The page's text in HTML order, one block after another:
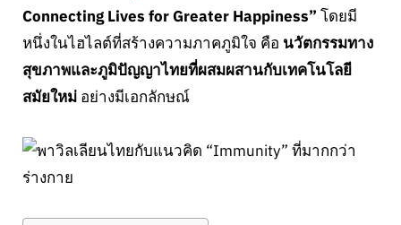
Connecting Lives for Greater Happiness” โดยมี
หนึ่งในไฮไลต์ที่สร้างความภาคภูมิใจ คือ นวัตกรรมทาง
สุขภาพและภูมิปัญญาไทยที่ผสมผสานกับเทคโนโลยี
สมัยใหม่ อย่างมีเอกลักษณ์